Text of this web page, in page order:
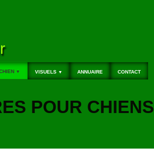
▼ VISUELS ▼ ANNUAIRE CONTACT
POUR CHIENS